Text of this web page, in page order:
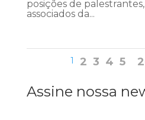
posições de
associados da...
1 2 3 4 5
Assine nossa